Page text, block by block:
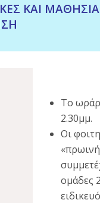
ΚΑΙ
Το
2.30μμ.
Οι
ομάδες